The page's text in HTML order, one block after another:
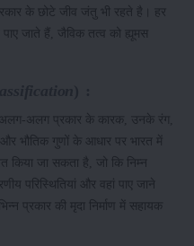
के छोटे जीव जंतु भी रहते है। हर
जाते हैं, जैविक तत्व को ह्यूमस
अलग-अलग प्रकार के कारक, उनके रंग,
भौतिक गुणों के आधार पर भारत में
किया जा सकता है, जो कि निम्न
परिस्थितियां और वहां पाए जाने
प्रकार की मृदा निर्माण में सहायक